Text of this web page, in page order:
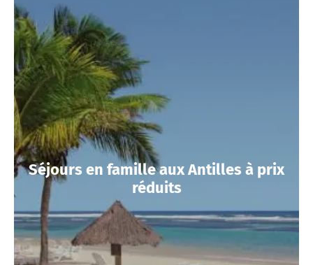
Séjours en famille aux Antilles à prix
réduits